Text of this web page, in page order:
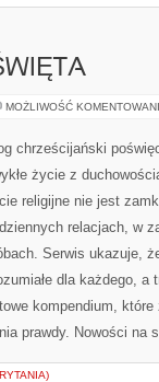
MOŻLIWOŚĆ
chrześcijański
życie z
religijne nie jest
relacjach, w
Serwis ukazuje,
dla każdego, a
kompendium, które
prawdy. Nowości na